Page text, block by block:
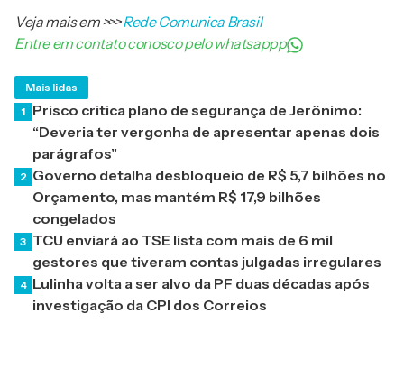
Veja mais em>>>Rede Comunica Brasil
Entre em contato conosco pelo whatsappp
Mais lidas
1 Prisco critica plano de segurança de Jerônimo:
“Deveria ter vergonha de apresentar apenas dois
parágrafos”
2 Governo detalha desbloqueio de R$ 5,7 bilhões no
Orçamento, mas mantém R$ 17,9 bilhões
congelados
3 TCU enviará ao TSE lista com mais de 6 mil
gestores que tiveram contas julgadas irregulares
4 Lulinha volta a ser alvo da PF duas décadas após
investigação da CPI dos Correios